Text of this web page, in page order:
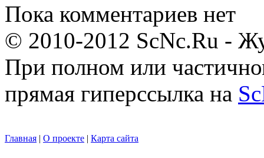
Пока комментариев нет
© 2010-2012 ScNc.Ru -
При полном или
прямая гиперссылка на
Главная | О проекте | Карта сайта